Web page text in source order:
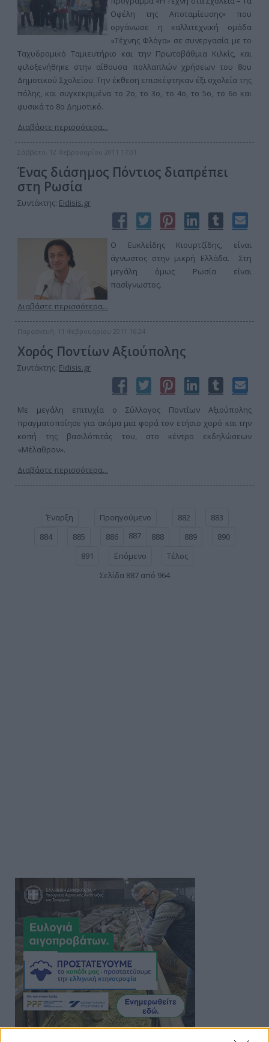
Οφέλη της Αποταμίευσης» που
οργάνωσε η καλλιτεχνική ομάδα
«Τέχνης Φλόγα» σε συνεργασία με το
Ταχυδρομικό Ταμιευτήριο και την Πρωτοβάθμια Κιλκίς, και
φιλοξενήθηκε στην αίθουσα πολλαπλών χρήσεων του 8ου
Δημοτικού Σχολείου. Την έκθεση επισκέφτηκαν έξι σχολεία της
πόλης, και συγκεκριμένα το 2ο, το 3ο, το 4ο, το 5ο, το 6ο και
φυσικά το 8ο Δημοτικό.
Διαβάστε περισσότερα...
Σάββατο, 12 Φεβρουαρίου 2011 17:01
Ένας διάσημος Πόντιος διαπρέπει
στη Ρωσία
Συντάκτης: Eidisis.gr
Ο Ευκλείδης Κιουρτζίδης, είναι
άγνωστος στην μικρή Ελλάδα. Στη
μεγάλη όμως Ρωσία είναι
πασίγνωστος.
Διαβάστε περισσότερα...
Παρασκευή, 11 Φεβρουαρίου 2011 16:24
Χορός Ποντίων Αξιούπολης
Συντάκτης: Eidisis.gr
Με μεγάλη επιτυχία ο Σύλλογος Ποντίων Αξιούπολης
πραγματοποίησε για ακόμα μια φορά τον ετήσιο χορό και την
κοπή της βασιλόπιτάς του, στο κέντρο εκδηλώσεων
«Μέλαθρον».
Διαβάστε περισσότερα...
Έναρξη Προηγούμενο 882
883
884
885 886 887 888 889
890
891
Επόμενο
Τέλος
Σελίδα 887 από 964